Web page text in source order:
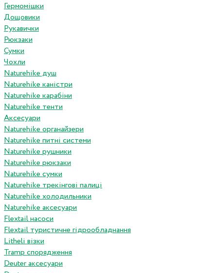
Гермомішки
Дощовики
Рукавички
Рюкзаки
Сумки
Чохли
Naturehike душ
Naturehike каністри
Naturehike карабіни
Naturehike тенти
Аксесуари
Naturehike органайзери
Naturehike питні системи
Naturehike рушники
Naturehike рюкзаки
Naturehike сумки
Naturehike трекінгові палиці
Naturehike холодильники
Naturehike аксесуари
Flextail насоси
Flextail туристичне гідрообладнання
Litheli візки
Tramp спорядження
Deuter аксесуари